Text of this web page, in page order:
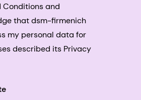
Conditions and
that dsm-firmenich
my personal data for
described its Privacy